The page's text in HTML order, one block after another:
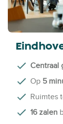
Centraal
Op 5
Ruimtes
16 zalen